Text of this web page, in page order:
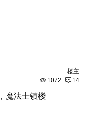
楼主
1072 14
魔法士镇楼